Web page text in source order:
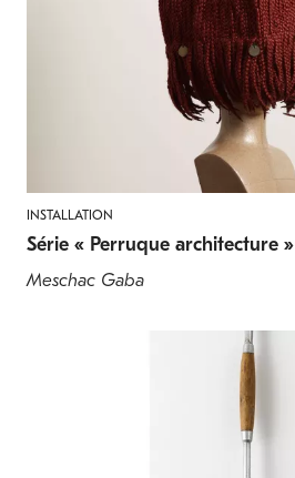
INSTALLATION
Série « Perruque architecture »
Meschac Gaba